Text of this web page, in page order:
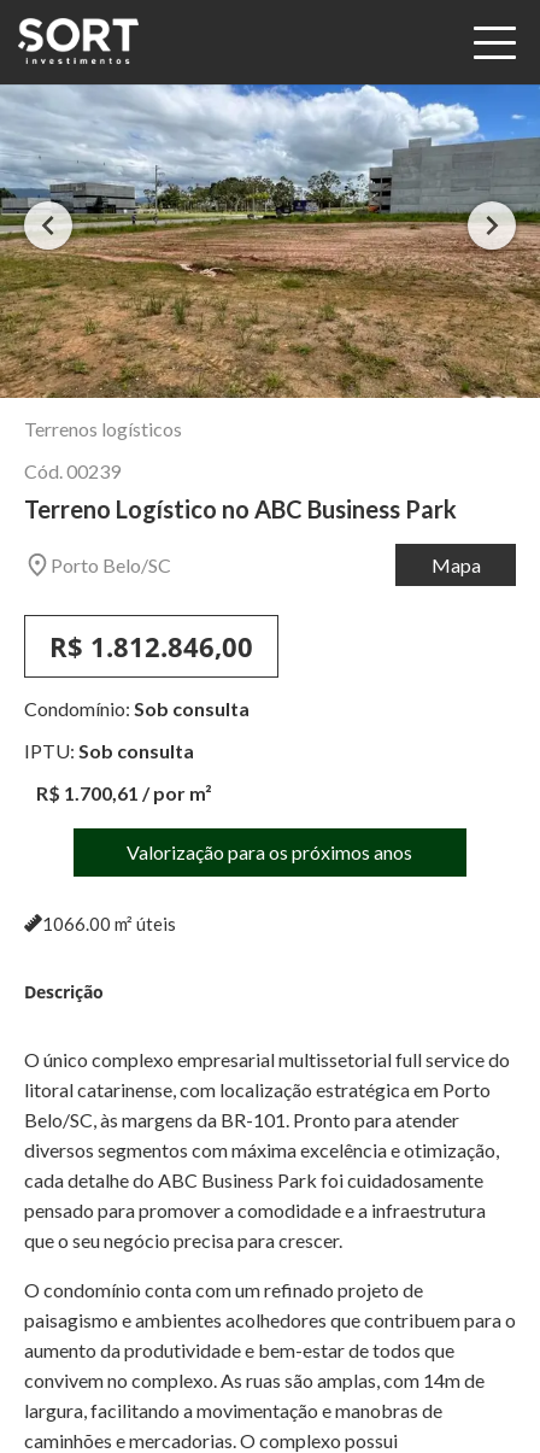
Terrenos logísticos
Cód.00239
Terreno Logístico no ABC Business Park
Porto Belo/SC Mapa
R$ 1.812.846,00
Condomínio: Sob consulta
IPTU: Sob consulta
R$ 1.700,61 / por m²
Valorização para os próximos anos
1066.00 m² úteis
Descrição
O único complexo empresarial multissetorial full service do
litoral catarinense, com localização estratégica em Porto
Belo/SC, às margens da BR-101. Pronto para atender
diversos segmentos com máxima excelência e otimização,
cada detalhe do ABC Business Park foi cuidadosamente
pensado para promover a comodidade e a infraestrutura
que o seu negócio precisa para crescer.
O condomínio conta com um refinado projeto de
paisagismo e ambientes acolhedores que contribuem para o
aumento da produtividade e bem-estar de todos que
convivem no complexo. As ruas são amplas, com 14m de
largura, facilitando a movimentação e manobras de
caminhões e mercadorias. O complexo possui